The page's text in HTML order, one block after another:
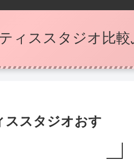
ィススタジオ比較
ススタジオおす